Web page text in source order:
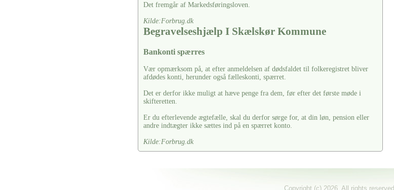
Det fremgår af Markedsføringsloven.
Kilde:Forbrug.dk
Begravelseshjælp I Skælskør Kommune
Bankonti spærres
Vær opmærksom på, at efter anmeldelsen af dødsfaldet til folkeregistret bliver
afdødes konti, herunder også fælleskonti, spærret.
Det er derfor ikke muligt at hæve penge fra dem, før efter det første møde i
skifteretten.
Er du efterlevende ægtefælle, skal du derfor sørge for, at din løn, pension eller
andre indtægter ikke sættes ind på en spærret konto.
Kilde:Forbrug.dk
Copyright (c) 2026. All rights reserved.